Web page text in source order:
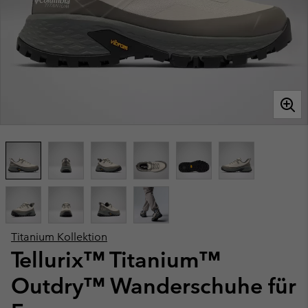
Titanium Kollektion
Tellurix™ Titanium™
Outdry™ Wanderschuhe für